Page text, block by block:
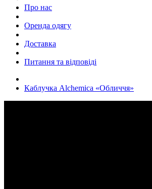
Про нас
Оренда одягу
Доставка
Питання та відповіді
Каблучка Alchemica «Обличчя»